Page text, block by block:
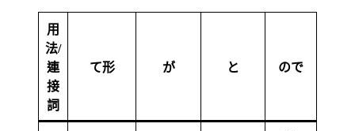
用
法/
連
接
詞
て形 が と ので